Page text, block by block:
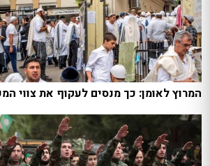
המרוץ לאומן: כך מנסים לעקוף את צווי